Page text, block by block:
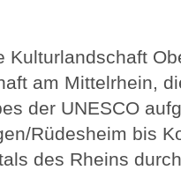
Kulturlandschaft
am Mittelrhein,
der UNESCO
Rüdesheim bis
des Rheins